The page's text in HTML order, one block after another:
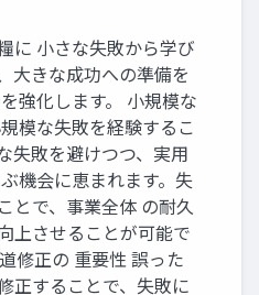
に 小さな失敗から学び
大きな成功への準備を
強化します。 小規模な
模な失敗を経験するこ
失敗を避けつつ、実用
機会に恵まれます。失
とで、事業全体 の耐久
上させることが可能で
修正の 重要性 誤った
正することで、失敗に